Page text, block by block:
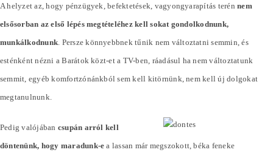
A helyzet az, hogy pénzügyek, befektetések, vagyongyarapítás terénnem
elsősorban az első lépés megtételéhez kell sokat gondolkodnunk,
munkálkodnunk . Persze könnyebbnek tűnik nem változtatni semmin, és
esténként nézni a Barátok közt-et a TV-ben, ráadásul ha nem változtatunk
semmit, egyéb komfortzónánkból sem kell kitörnünk, nem kell új dolgokat
megtanulnunk.
Pedig valójában csupán arról kell
döntenünk, hogy maradunk-e a lassan már megszokott, béka feneke